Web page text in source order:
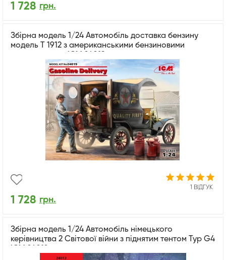
1 728 грн.
Збірна модель 1/24 Автомобіль доставка бензину
модель T 1912 з американськими бензиновими
1 ВІДГУК
1 728 грн.
Збірна модель 1/24 Автомобіль німецького
керівництва 2 Світової війни з піднятим тентом Typ G4